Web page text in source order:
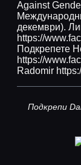
Against
декември).
https://
Подкрепете
https://
Radomir
Подкрепи